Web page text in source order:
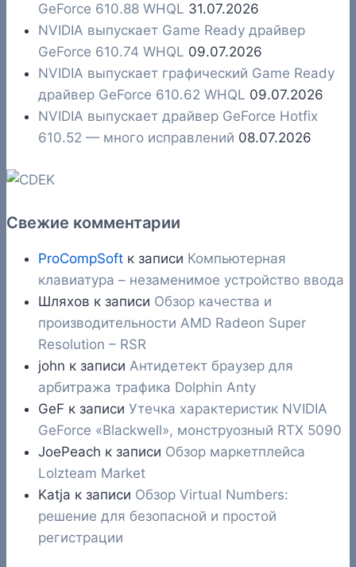
GeForce 610.88 WHQL 31.07.2026
NVIDIA выпускает Game Ready драйвер
GeForce 610.74 WHQL 09.07.2026
NVIDIA выпускает графический Game Ready
драйвер GeForce 610.62 WHQL 09.07.2026
NVIDIA выпускает драйвер GeForce Hotfix
610.52 — много исправлений 08.07.2026
Свежие комментарии
ProCompSoft к записи Компьютерная
клавиатура – незаменимое устройство ввода
Шляхов к записи Обзор качества и
производительности AMD Radeon Super
Resolution – RSR
john к записи Антидетект браузер для
арбитража трафика Dolphin Anty
GeF к записи Утечка характеристик NVIDIA
GeForce «Blackwell», монструозный RTX 5090
JoePeach к записи Обзор маркетплейса
Lolzteam Market
Katja к записи Обзор Virtual Numbers:
решение для безопасной и простой
регистрации